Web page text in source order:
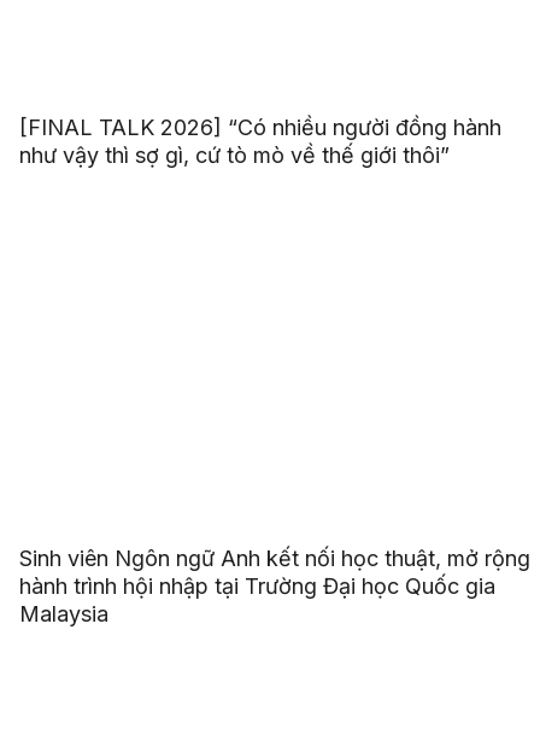
[FINAL TALK 2026] “Có nhiều người đồng hành
như vậy thì sợ gì, cứ tò mò về thế giới thôi”
Sinh viên Ngôn ngữ Anh kết nối học thuật, mở rộng
hành trình hội nhập tại Trường Đại học Quốc gia
Malaysia